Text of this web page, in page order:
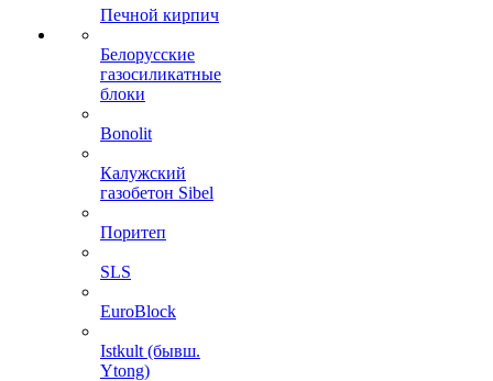
Печной кирпич
Белорусские
газосиликатные
блоки
Bonolit
Калужский
газобетон Sibel
Поритеп
SLS
EuroBlock
Istkult (бывш.
Ytong)